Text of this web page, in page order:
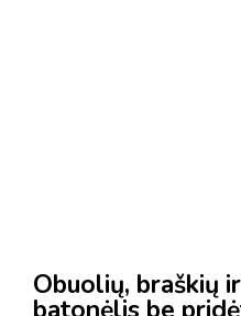
Obuolių, braškių